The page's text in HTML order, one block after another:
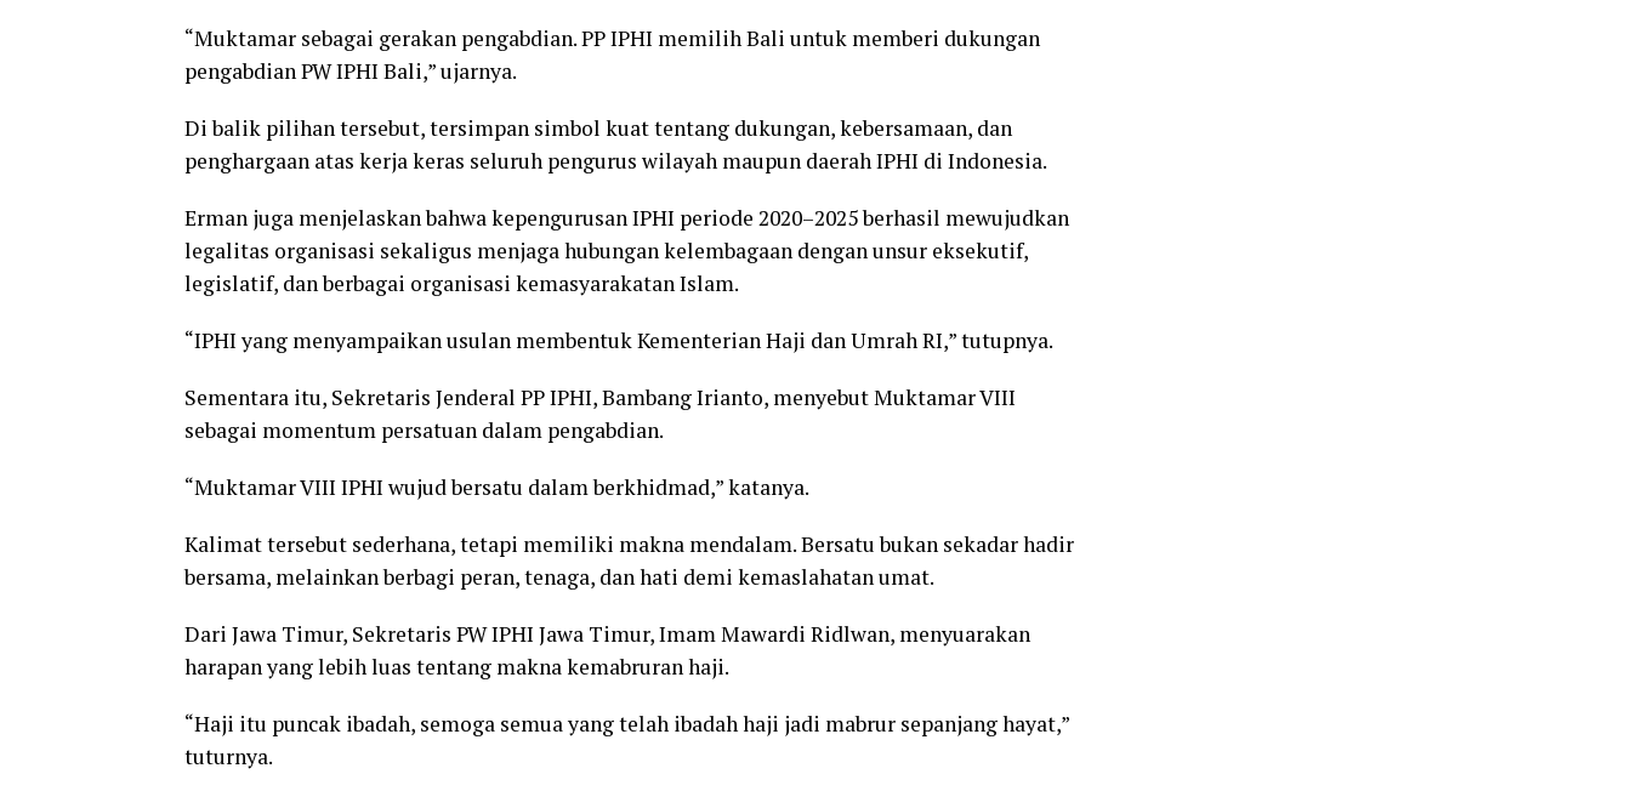
“Muktamar sebagai gerakan pengabdian. PP IPHI memilih Bali untuk memberi dukungan
pengabdian PW IPHI Bali,” ujarnya.
Di balik pilihan tersebut, tersimpan simbol kuat tentang dukungan, kebersamaan, dan
penghargaan atas kerja keras seluruh pengurus wilayah maupun daerah IPHI di Indonesia.
Erman juga menjelaskan bahwa kepengurusan IPHI periode 2020–2025 berhasil mewujudkan
legalitas organisasi sekaligus menjaga hubungan kelembagaan dengan unsur eksekutif,
legislatif, dan berbagai organisasi kemasyarakatan Islam.
“IPHI yang menyampaikan usulan membentuk Kementerian Haji dan Umrah RI,” tutupnya.
Sementara itu, Sekretaris Jenderal PP IPHI, Bambang Irianto, menyebut Muktamar VIII
sebagai momentum persatuan dalam pengabdian.
“Muktamar VIII IPHI wujud bersatu dalam berkhidmad,” katanya.
Kalimat tersebut sederhana, tetapi memiliki makna mendalam. Bersatu bukan sekadar hadir
bersama, melainkan berbagi peran, tenaga, dan hati demi kemaslahatan umat.
Dari Jawa Timur, Sekretaris PW IPHI Jawa Timur, Imam Mawardi Ridlwan, menyuarakan
harapan yang lebih luas tentang makna kemabruran haji.
“Haji itu puncak ibadah, semoga semua yang telah ibadah haji jadi mabrur sepanjang hayat,”
tuturnya.